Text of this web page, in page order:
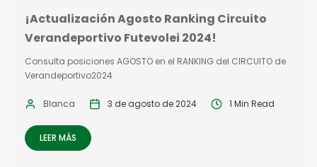
¡Actualización Agosto Ranking Circuito
Verandeportivo Futevolei 2024!
Consulta posiciones AGOSTO en el RANKING del CIRCUITO de
Verandeportivo2024
Blanca 3 de agosto de 2024 1 Min Read
LEER MÁS